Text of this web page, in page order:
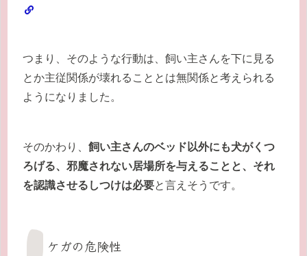
つまり、そのような行動は、飼い主さんを下に見る
とか主従関係が壊れることとは無関係と考えられる
ようになりました。
そのかわり、 飼い主さんのベッド以外にも犬がくつ
ろげる、邪魔されない居場所を与えることと、それ
を認識させるしつけは必要と言えそうです。
ケガの危険性